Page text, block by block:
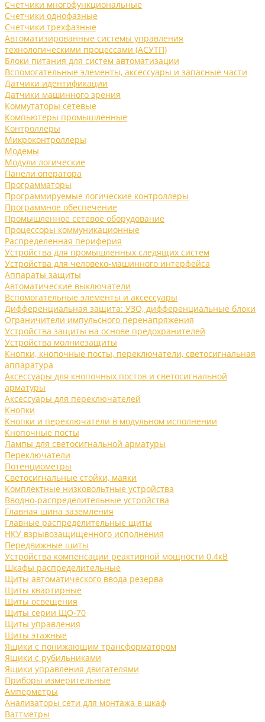
Счетчики многофункциональные
Счетчики однофазные
Счетчики трехфазные
Автоматизированные системы управления
технологическими процессами (АСУТП)
Блоки питания для систем автоматизации
Вспомогательные элементы, аксессуары и запасные части
Датчики идентификации
Датчики машинного зрения
Коммутаторы сетевые
Компьютеры промышленные
Контроллеры
Микроконтроллеры
Модемы
Модули логические
Панели оператора
Программаторы
Программируемые логические контроллеры
Программное обеспечение
Промышленное сетевое оборудование
Процессоры коммуникационные
Распределенная периферия
Устройства для промышленных следящих систем
Устройства для человеко-машинного интерфейса
Аппараты защиты
Автоматические выключатели
Вспомогательные элементы и аксессуары
Дифференциальная защита: УЗО, дифференциальные блоки
Ограничители импульсного перенапряжения
Устройства защиты на основе предохранителей
Устройства молниезащиты
Кнопки, кнопочные посты, переключатели, светосигнальная
аппаратура
Аксессуары для кнопочных постов и светосигнальной
арматуры
Аксессуары для переключателей
Кнопки
Кнопки и переключатели в модульном исполнении
Кнопочные посты
Лампы для светосигнальной арматуры
Переключатели
Потенциометры
Светосигнальные стойки, маяки
Комплектные низковольтные устройства
Вводно-распределительные устройства
Главная шина заземления
Главные распределительные щиты
НКУ взрывозащищенного исполнения
Передвижные щиты
Устройства компенсации реактивной мощности 0.4кВ
Шкафы распределительные
Щиты автоматического ввода резерва
Щиты квартирные
Щиты освещения
Щиты серии ЩО-70
Щиты управления
Щиты этажные
Ящики с понижающим трансформатором
Ящики с рубильниками
Ящики управления двигателями
Приборы измерительные
Амперметры
Анализаторы сети для монтажа в шкаф
Ваттметры